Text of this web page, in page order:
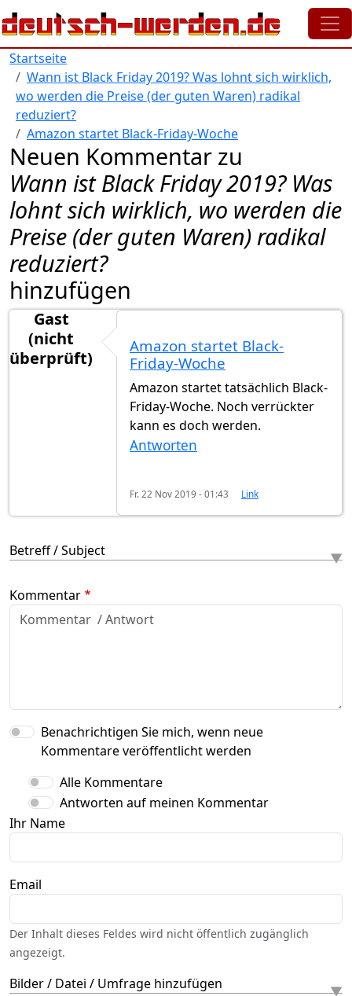
Direkt zum Inhalt
Startseite
Wann ist Black Friday 2019? Was lohnt sich wirklich,
wo werden die Preise (der guten Waren) radikal
reduziert?
Amazon startet Black-Friday-Woche
Neuen Kommentar zu
Wann ist Black Friday 2019? Was
lohnt sich wirklich, wo werden die
Preise (der guten Waren) radikal
reduziert?
hinzufügen
Gast
(nicht
überprüft)
Amazon startet Black-
Friday-Woche
Amazon startet tatsächlich Black-
Friday-Woche. Noch verrückter
kann es doch werden.
Antworten
Fr. 22 Nov 2019 - 01:43 Link
Betreff / Subject
Kommentar
Benachrichtigen Sie mich, wenn neue
Kommentare veröffentlicht werden
Alle Kommentare
Antworten auf meinen Kommentar
Ihr Name
Email
Der Inhalt dieses Feldes wird nicht öffentlich zugänglich
angezeigt.
Bilder / Datei / Umfrage hinzufügen